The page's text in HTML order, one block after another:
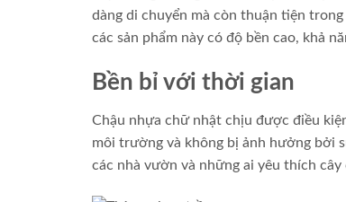
dàng di chuyển mà còn thuận tiện
các sản phẩm này có độ bền cao, khả
Bền bỉ với thời gian
Chậu nhựa chữ nhật chịu được điều
môi trường và không bị ảnh hưởng bởi
các nhà vườn và những ai yêu thích cây